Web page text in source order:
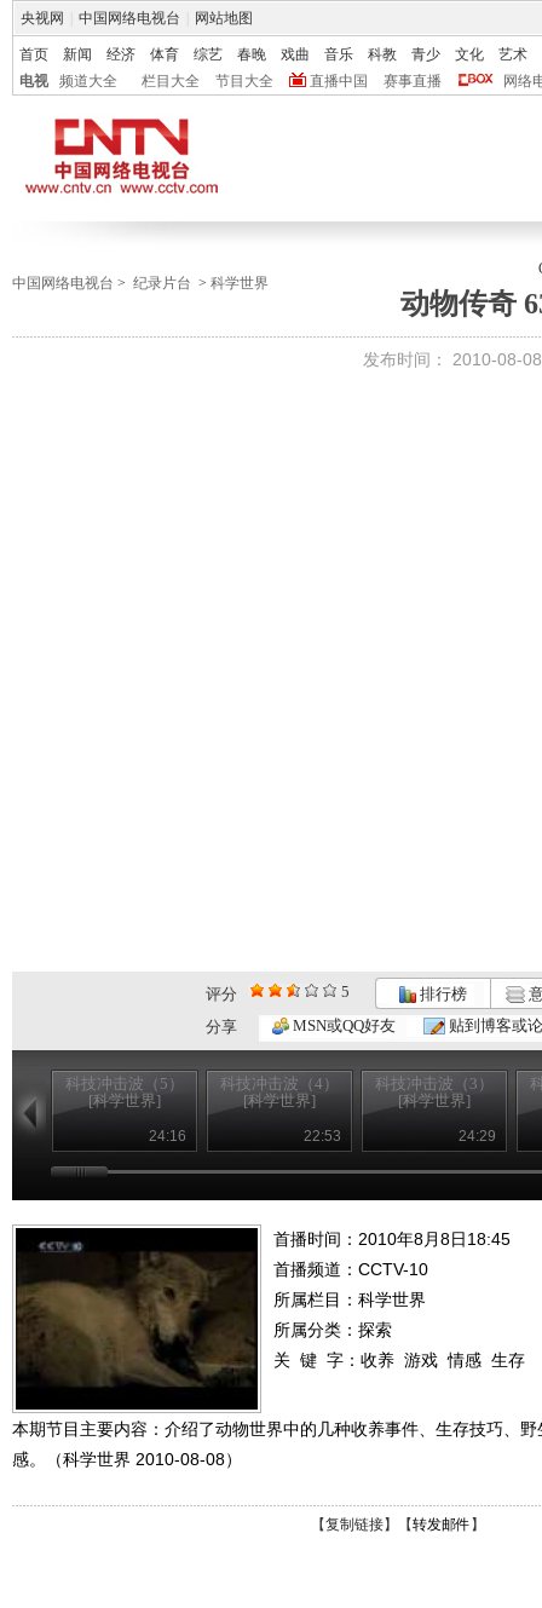
央视网 中国网络电视台 网站地图
首页 新闻 经济 体育 综艺 春晚 戏曲 音乐 科教 青少 文化
艺术
电视
频道大全 栏目大全 节目大全 直播中国 赛事直播 网络
中国网络电视台 > 纪录片台 > 科学世界
动物传奇
发布时间： 2010-08-
评分 5 排行榜
分享
MSN或QQ好友 贴到博客或
科技冲击波（5）
[科学世界]
24:16
科技冲击波（4）
[科学世界]
22:53
科技冲击波（3）
[科学世界]
24:29
首播时间：2010年8月8日18:45
首播频道： CCTV-10
所属栏目： 科学世界
所属分类：探索
关 键 字： 收养 游戏 情感 生存
本期节目主要内容：介绍了动物世界中的几种收养事件、生存技巧、
感。（科学世界 2010-08-08）
【复制链接】【转发邮件 】